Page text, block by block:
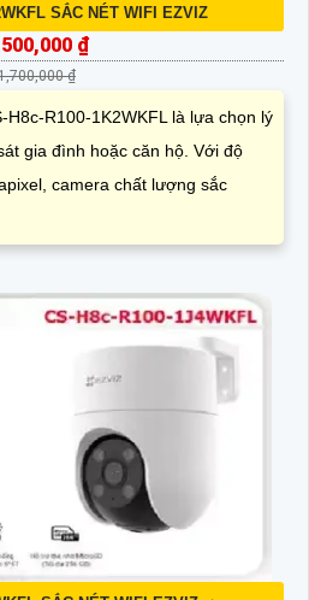
SẮC NÉT WIFI EZVIZ
₫
₫
H8c-R100-1K2WKFL là lựa chọn lý
gia đình hoặc căn hộ. Với độ
camera chất lượng sắc